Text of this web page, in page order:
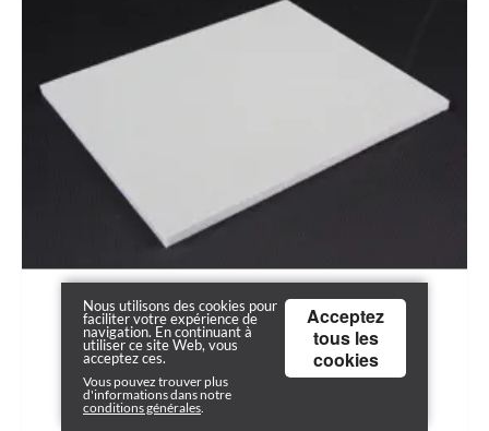
Nous utilisons des cookies pour
faciliter votre expérience de
navigation. En continuant à
utiliser ce site Web, vous
acceptez ces.
Vous pouvez trouver plus
d'informations dans notre
conditions générales.
Acceptez
tous les
cookies